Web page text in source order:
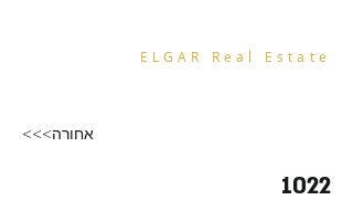
ELGAR Real Estate
<<<אחורה
1022